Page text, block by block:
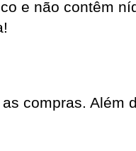
e não contêm
compras. Além